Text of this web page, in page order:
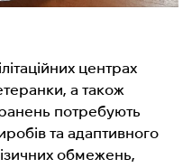
центрах
а також
потребують
та адаптивного
обмежень,